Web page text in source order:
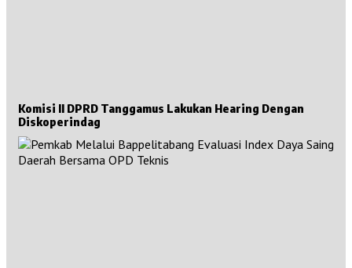
Komisi II DPRD Tanggamus Lakukan Hearing Dengan
Diskoperindag